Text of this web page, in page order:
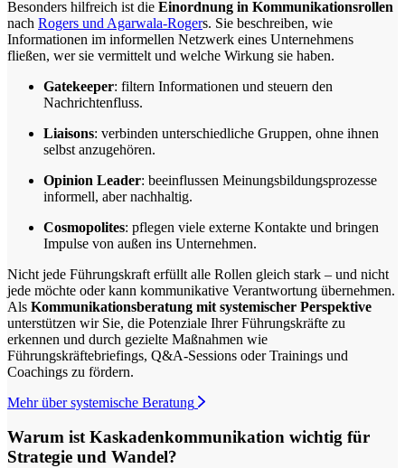
Besonders hilfreich ist die Einordnung in Kommunikationsrollen
nach Rogers und Agarwala-Rogers. Sie beschreiben, wie
Informationen im informellen Netzwerk eines Unternehmens
fließen, wer sie vermittelt und welche Wirkung sie haben.
Gatekeeper: filtern Informationen und steuern den
Nachrichtenfluss.
Liaisons: verbinden unterschiedliche Gruppen, ohne ihnen
selbst anzugehören.
Opinion Leader: beeinflussen Meinungsbildungsprozesse
informell, aber nachhaltig.
Cosmopolites: pflegen viele externe Kontakte und bringen
Impulse von außen ins Unternehmen.
Nicht jede Führungskraft erfüllt alle Rollen gleich stark – und nicht
jede möchte oder kann kommunikative Verantwortung übernehmen.
Als Kommunikationsberatung mit systemischer Perspektive
unterstützen wir Sie, die Potenziale Ihrer Führungskräfte zu
erkennen und durch gezielte Maßnahmen wie
Führungskräftebriefings, Q&A-Sessions oder Trainings und
Coachings zu fördern.
Mehr über systemische Beratung
Warum ist Kaskadenkommunikation wichtig für
Strategie und Wandel?